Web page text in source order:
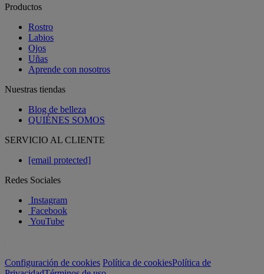
Productos
Rostro
Labios
Ojos
Uñas
Aprende con nosotros
Nuestras tiendas
Blog de belleza
QUIÉNES SOMOS
SERVICIO AL CLIENTE
[email protected]
Redes Sociales
Instagram
Facebook
YouTube
Configuración de cookies Política de cookiesPolítica de